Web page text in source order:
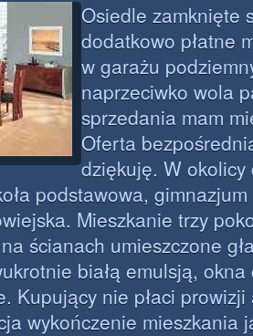
Osiedle zamknięte
dodatkowo płatne
w garażu
naprzeciwko wola
sprzedania mam
Oferta
dziękuję. W okolicy
podstawowa,
Mieszkanie trzy
ścianach umieszczone
białą emulsją,
Kupujący nie płaci
wykończenie mieszkania